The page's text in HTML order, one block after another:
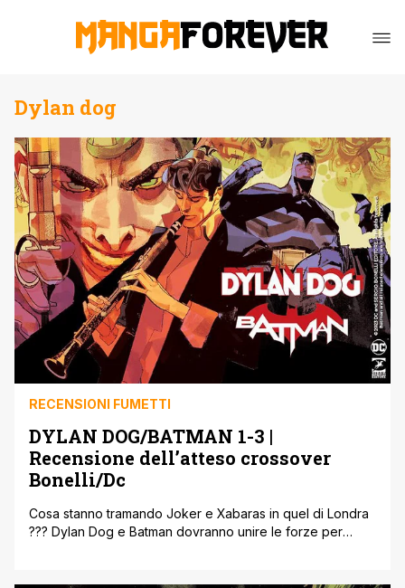
Dylan dog
RECENSIONI FUMETTI
DYLAN DOG/BATMAN 1-3 |
Recensione dell’atteso crossover
Bonelli/Dc
Cosa stanno tramando Joker e Xabaras in quel di Londra
??? Dylan Dog e Batman dovranno unire le forze per